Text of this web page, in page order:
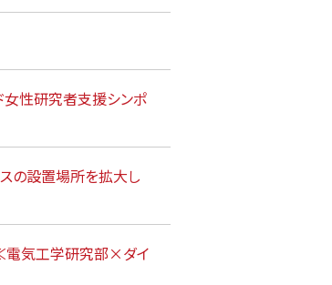
女性研究者支援シンポ
スの設置場所を拡大し
電気工学研究部×ダイ